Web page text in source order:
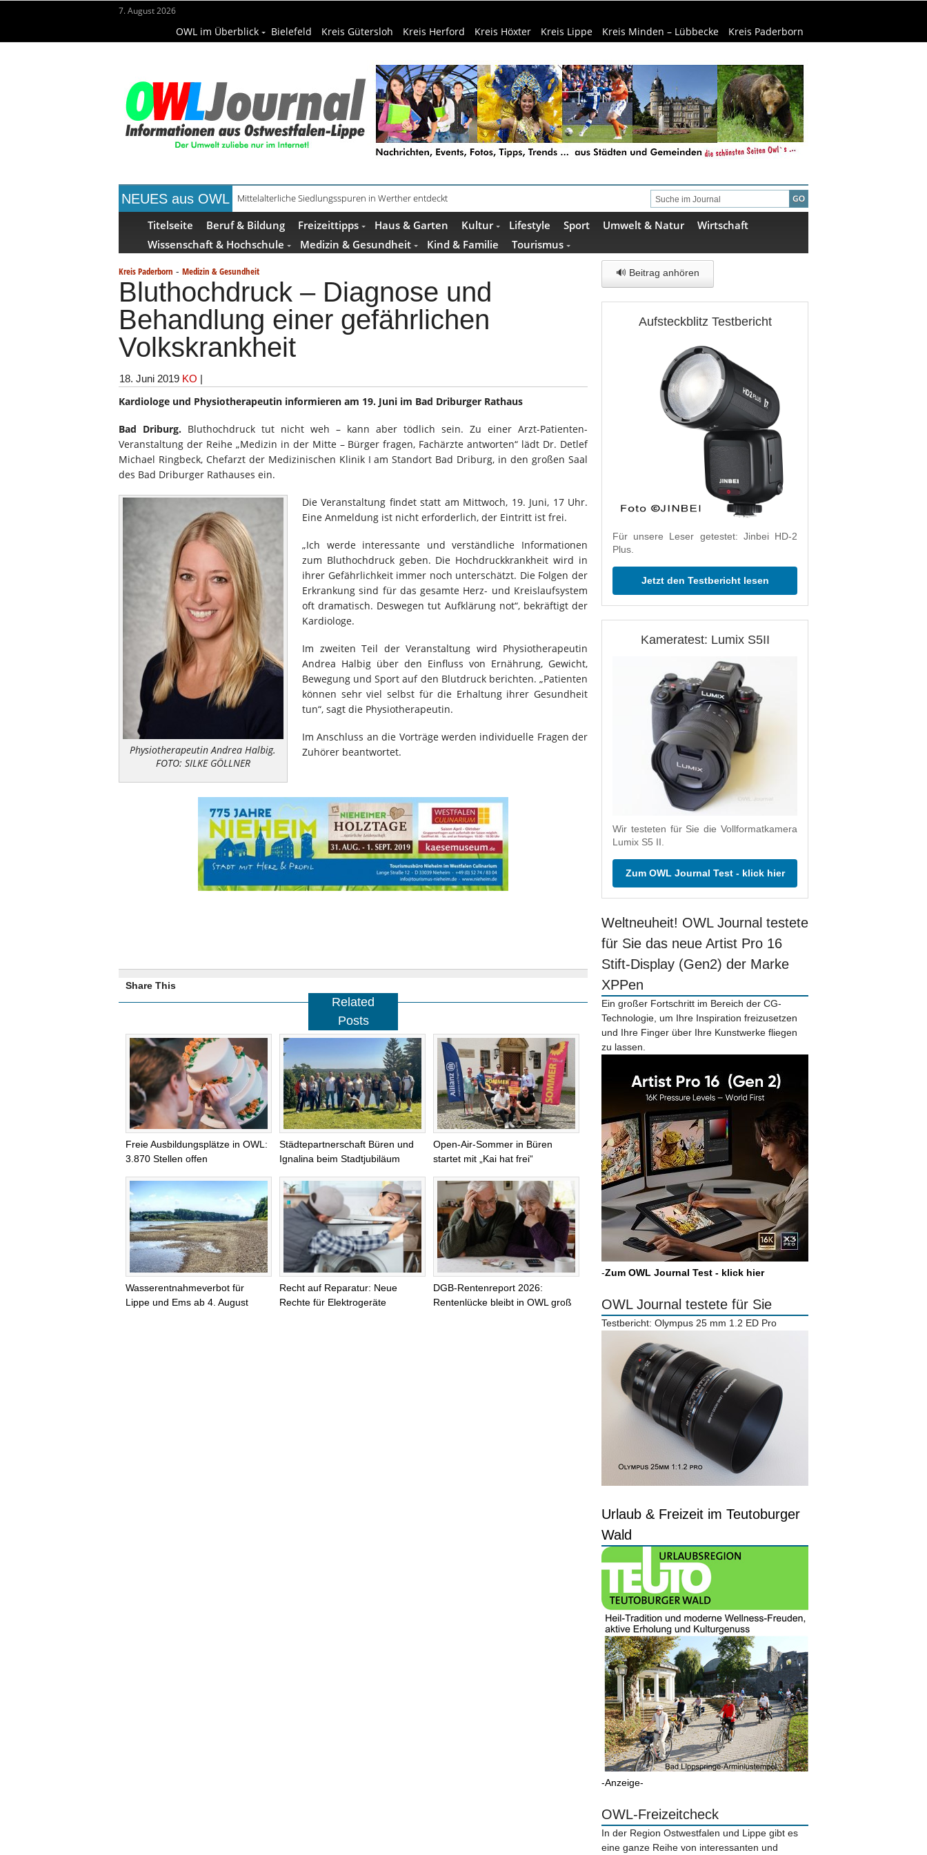
7. August 2026
OWL im Überblick Bielefeld Kreis Gütersloh Kreis Herford Kreis Höxter Kreis Lippe Kreis Minden – Lübbecke Kreis Paderborn
NEUES aus OWL Mühlenquilter auf dem Museumshof zeigen ihre Quilts
Titelseite Beruf & Bildung Freizeittipps Haus & Garten Kultur Lifestyle Sport Umwelt & Natur
Wirtschaft
Wissenschaft & Hochschule
Medizin & Gesundheit Kind & Familie Tourismus
Kreis Paderborn - Medizin & Gesundheit
Bluthochdruck – Diagnose und
Behandlung einer gefährlichen
Volkskrankheit
18. Juni 2019 KO |
Kardiologe und Physiotherapeutin informieren am 19. Juni im Bad Driburger Rathaus
Bad Driburg. Bluthochdruck tut nicht weh – kann aber tödlich sein. Zu einer Arzt-Patienten-
Veranstaltung der Reihe „Medizin in der Mitte – Bürger fragen, Fachärzte antworten“ lädt Dr. Detlef
Michael Ringbeck, Chefarzt der Medizinischen Klinik I am Standort Bad Driburg, in den großen Saal
des Bad Driburger Rathauses ein.
Physiotherapeutin Andrea Halbig.
FOTO: SILKE GÖLLNER
Die Veranstaltung findet statt am Mittwoch, 19. Juni, 17 Uhr.
Eine Anmeldung ist nicht erforderlich, der Eintritt ist frei.
„Ich werde interessante und verständliche Informationen
zum Bluthochdruck geben. Die Hochdruckkrankheit wird in
ihrer Gefährlichkeit immer noch unterschätzt. Die Folgen der
Erkrankung sind für das gesamte Herz- und Kreislaufsystem
oft dramatisch. Deswegen tut Aufklärung not“, bekräftigt der
Kardiologe.
Im zweiten Teil der Veranstaltung wird Physiotherapeutin
Andrea Halbig über den Einfluss von Ernährung, Gewicht,
Bewegung und Sport auf den Blutdruck berichten. „Patienten
können sehr viel selbst für die Erhaltung ihrer Gesundheit
tun“, sagt die Physiotherapeutin.
Im Anschluss an die Vorträge werden individuelle Fragen der
Zuhörer beantwortet.
Share This
Related
Posts
Freie Ausbildungsplätze in OWL:
3.870 Stellen offen
Städtepartnerschaft Büren und
Ignalina beim Stadtjubiläum
Open-Air-Sommer in Büren
startet mit „Kai hat frei“
Wasserentnahmeverbot für
Lippe und Ems ab 4. August
Recht auf Reparatur: Neue
Rechte für Elektrogeräte
DGB-Rentenreport 2026:
Rentenlücke bleibt in OWL groß
🔊 Beitrag anhören
Aufsteckblitz Testbericht
Für unsere Leser getestet: Jinbei HD-2
Plus.
Jetzt den Testbericht lesen
Kameratest: Lumix S5II
Wir testeten für Sie die Vollformatkamera
Lumix S5 II.
Zum OWL Journal Test - klick hier
Weltneuheit! OWL Journal testete
für Sie das neue Artist Pro 16
Stift-Display (Gen2) der Marke
XPPen
Ein großer Fortschritt im Bereich der CG-
Technologie, um Ihre Inspiration freizusetzen
und Ihre Finger über Ihre Kunstwerke fliegen
zu lassen.
-Zum OWL Journal Test - klick hier
OWL Journal testete für Sie
Testbericht: Olympus 25 mm 1.2 ED Pro
Urlaub & Freizeit im Teutoburger
Wald
-Anzeige-
OWL-Freizeitcheck
In der Region Ostwestfalen und Lippe gibt es
eine ganze Reihe von interessanten und